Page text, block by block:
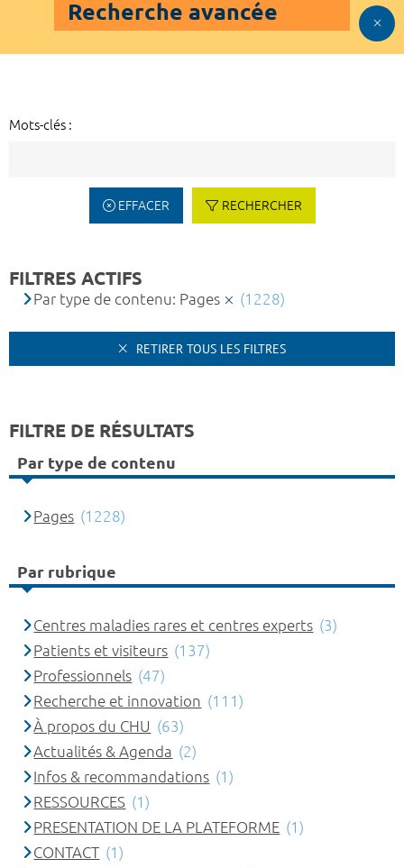
Recherche avancée
Mots-clés :
EFFACER RECHERCHER
FILTRES ACTIFS
Par type de contenu: Pages (1228)
RETIRER TOUS LES FILTRES
FILTRE DE RÉSULTATS
Par type de contenu
Pages (1228)
Par rubrique
Centres maladies rares et centres experts (3)
Patients et visiteurs (137)
Professionnels (47)
Recherche et innovation (111)
À propos du CHU (63)
Actualités & Agenda (2)
Infos & recommandations (1)
RESSOURCES (1)
PRESENTATION DE LA PLATEFORME (1)
CONTACT (1)